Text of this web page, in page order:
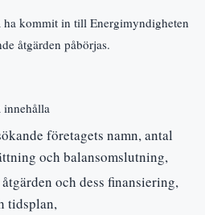
ha kommit in till Energimyndigheten
åtgärden påbörjas.
innehålla
företagets namn, antal
och balansomslutning,
och dess finansiering,
tidsplan,